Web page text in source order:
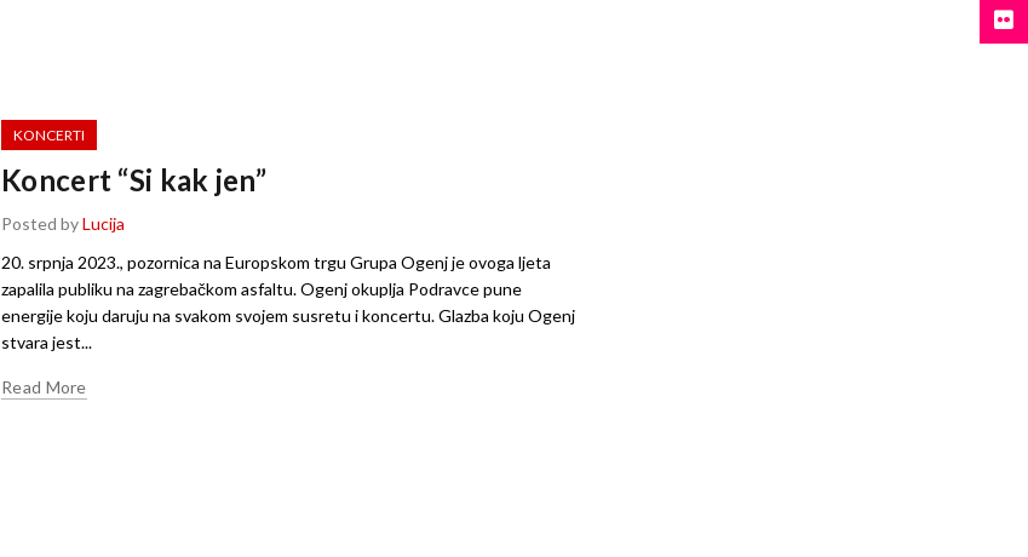
KONCERTI
Koncert “Si kak jen”
Posted byLucija
20. srpnja 2023., pozornica na Europskom trgu Grupa Ogenj je ovoga ljeta
zapalila publiku na zagrebačkom asfaltu. Ogenj okuplja Podravce pune
energije koju daruju na svakom svojem susretu i koncertu. Glazba koju Ogenj
stvara jest...
Read More
Flickr